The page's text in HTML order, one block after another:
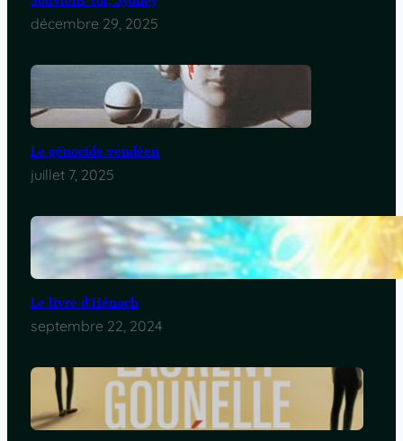
décembre 29, 2025
Le génocide vendéen
juillet 7, 2025
Le livre d’Hénoch
septembre 22, 2024